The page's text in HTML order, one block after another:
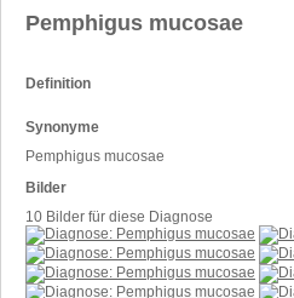
Pemphigus mucosae
Definition
Synonyme
Pemphigus mucosae
Bilder
10 Bilder für diese Diagnose